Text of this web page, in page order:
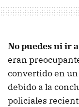
No puedes ni ir
eran
convertido en
debido a la
policiales